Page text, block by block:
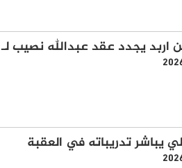
يجدد عقد عبدالله نصيب لـ 3 مواسم
يباشر تدريباته في العقبة